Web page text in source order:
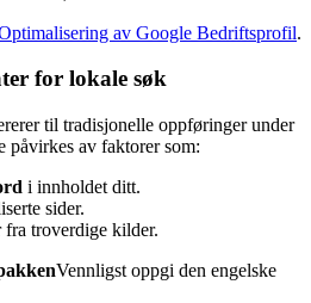
av Google Bedriftsprofil.
for lokale søk
til tradisjonelle oppføringer under
påvirkes av faktorer som:
i innholdet ditt.
sider.
troverdige kilder.
Vennligst oppgi den engelske